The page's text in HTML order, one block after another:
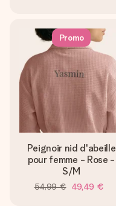
Promo
Peignoir nid d'abeille
pour femme - Rose -
S/M
54,99 € 49,49 €